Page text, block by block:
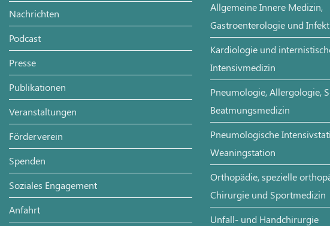
Nachrichten
Podcast
Presse
Publikationen
Veranstaltungen
Förderverein
Spenden
Soziales Engagement
Anfahrt
Allgemeine Innere Medizin,
Gastroenterologie und
Kardiologie und
Intensivmedizin
Pneumologie, Allergologie,
Beatmungsmedizin
Pneumologische
Weaningstation
Orthopädie, spezielle
Chirurgie und Sportmedizin
Unfall- und Handchirurgie